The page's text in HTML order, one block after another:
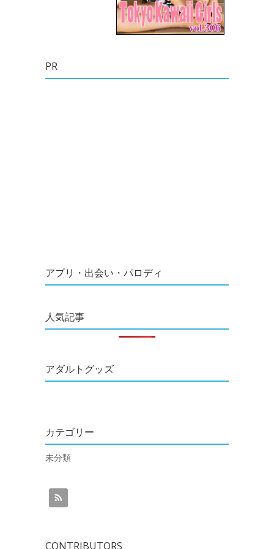
PR
アプリ・出会い・パロディ
人気記事
アダルトグッズ
カテゴリー
未分類
CONTRIBUTORS